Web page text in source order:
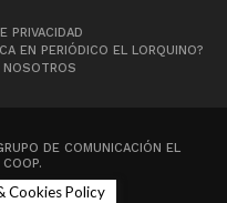
PRIVACIDAD
EN PERIÓDICO EL LORQUINO?
NOSOTROS
DE COMUNICACIÓN EL
Cookies Policy